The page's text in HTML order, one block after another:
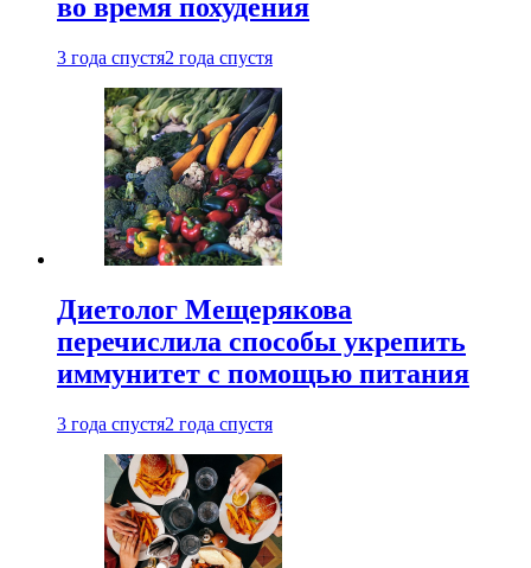
во время похудения
3 года спустя2 года спустя
Диетолог Мещерякова
перечислила способы укрепить
иммунитет с помощью питания
3 года спустя2 года спустя